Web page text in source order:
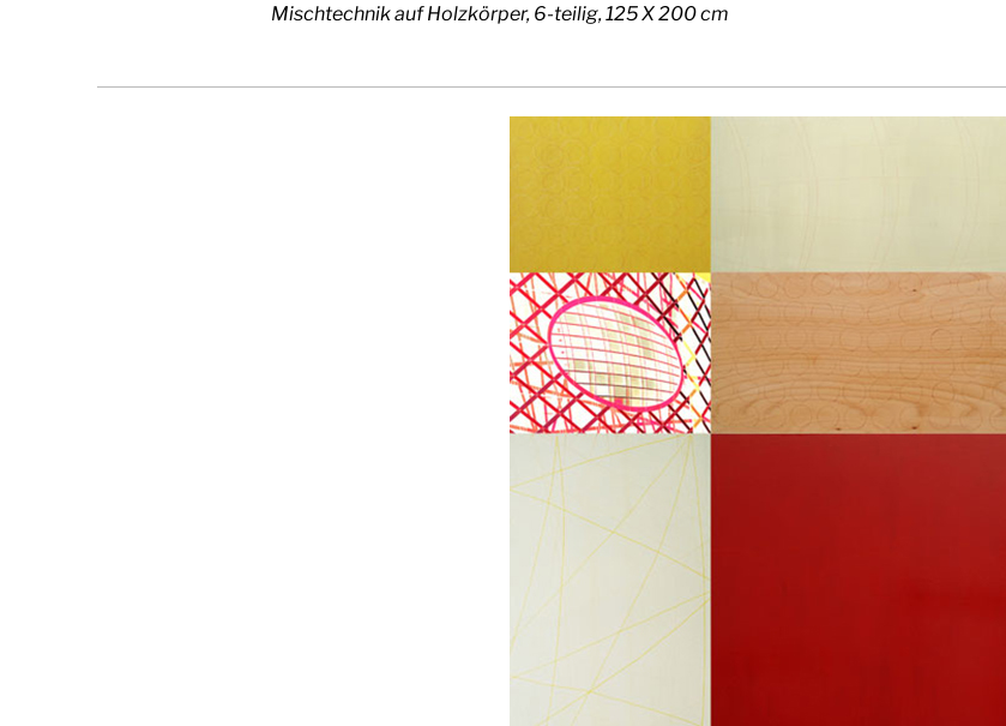
Mischtechnik auf Holzkörper, 6-teilig, 125 X 200 cm